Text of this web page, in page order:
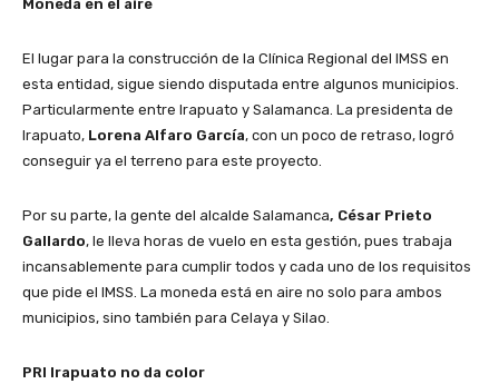
Moneda en el aire
El lugar para la construcción de la Clínica Regional del IMSS en
esta entidad, sigue siendo disputada entre algunos municipios.
Particularmente entre Irapuato y Salamanca. La presidenta de
Irapuato, Lorena Alfaro García, con un poco de retraso, logró
conseguir ya el terreno para este proyecto.
Por su parte, la gente del alcalde Salamanca, César Prieto
Gallardo, le lleva horas de vuelo en esta gestión, pues trabaja
incansablemente para cumplir todos y cada uno de los requisitos
que pide el IMSS. La moneda está en aire no solo para ambos
municipios, sino también para Celaya y Silao.
PRI Irapuato no da color